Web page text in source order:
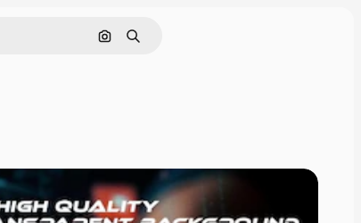
Pesquisar por imagem
Buscar